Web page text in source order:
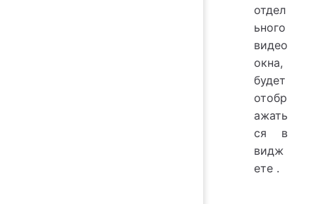
отдел
ьного
видео
окна,
будет
отобр
ажать
ся в
видж
ете .